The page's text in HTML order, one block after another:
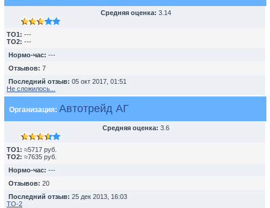
Средняя оценка: 3.14
TO1: ---
TO2: ---
Нормо-час: ---
Отзывов: 7
Последний отзыв: 05 окт 2017, 01:51
Не сложилось...
Организация: Автотрейд АГ
Средняя оценка: 3.6
TO1: ≈5717 руб.
TO2: ≈7635 руб.
Нормо-час: ---
Отзывов: 20
Последний отзыв: 25 дек 2013, 16:03
ТО-2